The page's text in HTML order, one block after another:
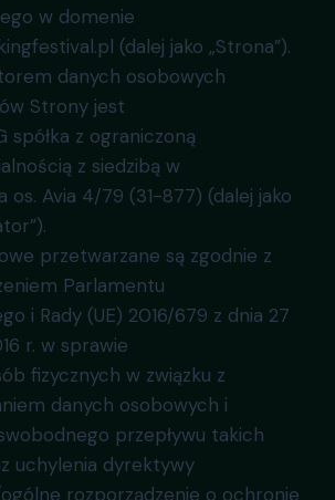
w domenie
(dalej jako „Strona”).
danych osobowych
Strony jest
spółka z ograniczoną
z siedzibą w
os. Avia 4/79 (31-877) (dalej jako
przetwarzane są zgodnie z
Parlamentu
i Rady (UE) 2016/679 z dnia 27
r. w sprawie
fizycznych w związku z
danych osobowych i
przepływu takich
uchylenia dyrektywy
rozporządzenie o ochronie